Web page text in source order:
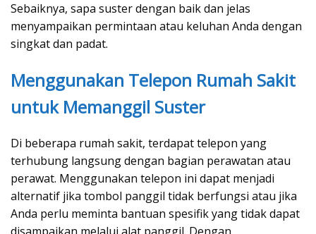
Sebaiknya, sapa suster dengan baik dan jelas
menyampaikan permintaan atau keluhan Anda dengan
singkat dan padat.
Menggunakan Telepon Rumah Sakit
untuk Memanggil Suster
Di beberapa rumah sakit, terdapat telepon yang
terhubung langsung dengan bagian perawatan atau
perawat. Menggunakan telepon ini dapat menjadi
alternatif jika tombol panggil tidak berfungsi atau jika
Anda perlu meminta bantuan spesifik yang tidak dapat